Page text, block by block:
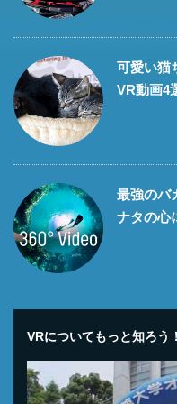
可愛い猫
VR動画4
最強のバ
ナタの心
VRについてもっと知ろう！